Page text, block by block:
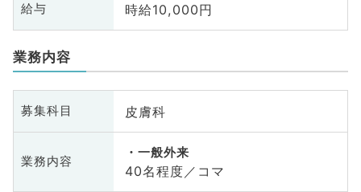
給与 時給10,000円
業務内容
募集科目 皮膚科
業務内容
一般外来
40名程度／コマ